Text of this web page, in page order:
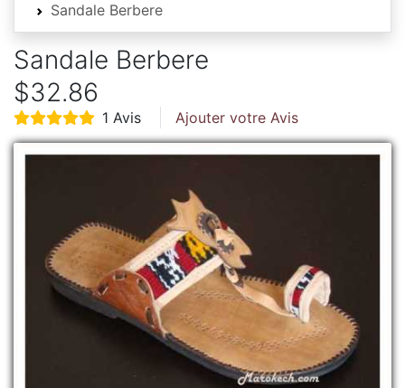
Sandale Berbere
Sandale Berbere
$32.86
1 Avis Ajouter votre Avis